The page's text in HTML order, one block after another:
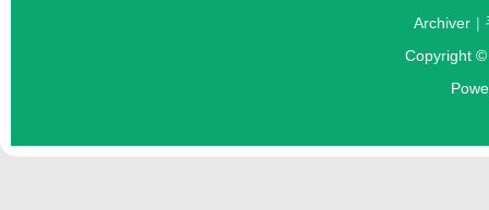
Archiver |
Copyright